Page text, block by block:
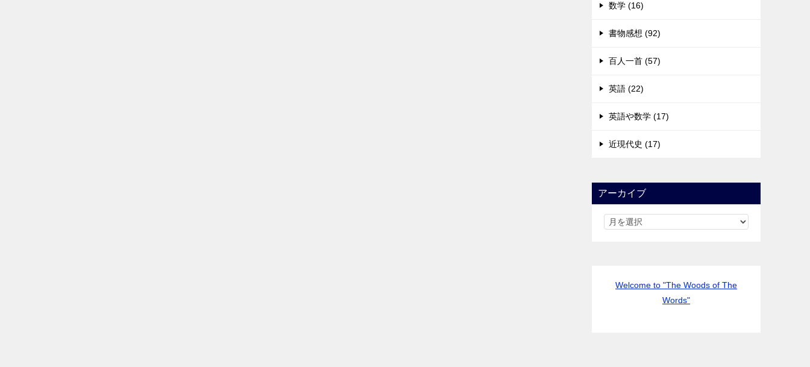
数学 (16)
書物感想 (92)
百人一首 (57)
英語 (22)
英語や数学 (17)
近現代史 (17)
アーカイブ
Welcome to "The Woods of The
Words"